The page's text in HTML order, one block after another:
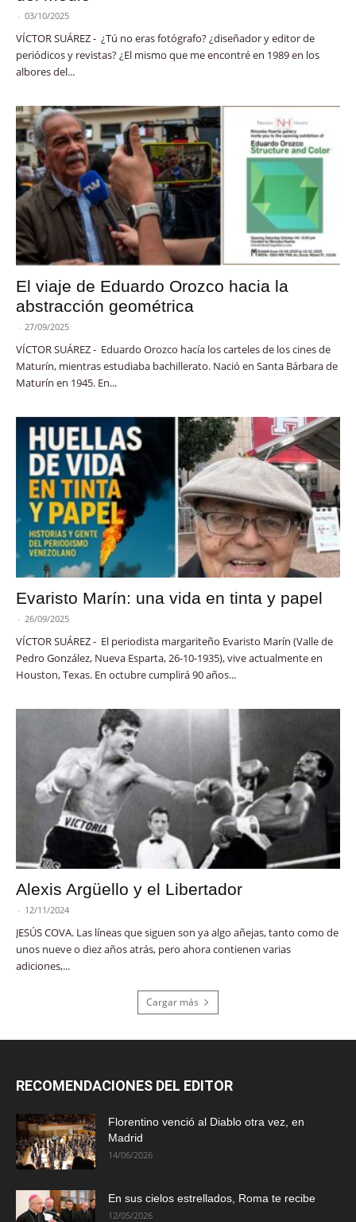
- 03/10/2025
VÍCTOR SUÁREZ - ¿Tú no eras fotógrafo? ¿diseñador y editor de
periódicos y revistas? ¿El mismo que me encontré en 1989 en los
albores del...
El viaje de Eduardo Orozco hacia la
abstracción geométrica
- 27/09/2025
VÍCTOR SUÁREZ - Eduardo Orozco hacía los carteles de los cines de
Maturín, mientras estudiaba bachillerato. Nació en Santa Bárbara de
Maturín en 1945. En...
Evaristo Marín: una vida en tinta y papel
- 26/09/2025
VÍCTOR SUÁREZ - El periodista margariteño Evaristo Marín (Valle de
Pedro González, Nueva Esparta, 26-10-1935), vive actualmente en
Houston, Texas. En octubre cumplirá 90 años...
Alexis Argüello y el Libertador
- 12/11/2024
JESÚS COVA. Las líneas que siguen son ya algo añejas, tanto como de
unos nueve o diez años atrás, pero ahora contienen varias
adiciones,...
Cargar más
RECOMENDACIONES DEL EDITOR
Florentino venció al Diablo otra vez, en
Madrid
14/06/2026
En sus cielos estrellados, Roma te recibe
12/05/2026